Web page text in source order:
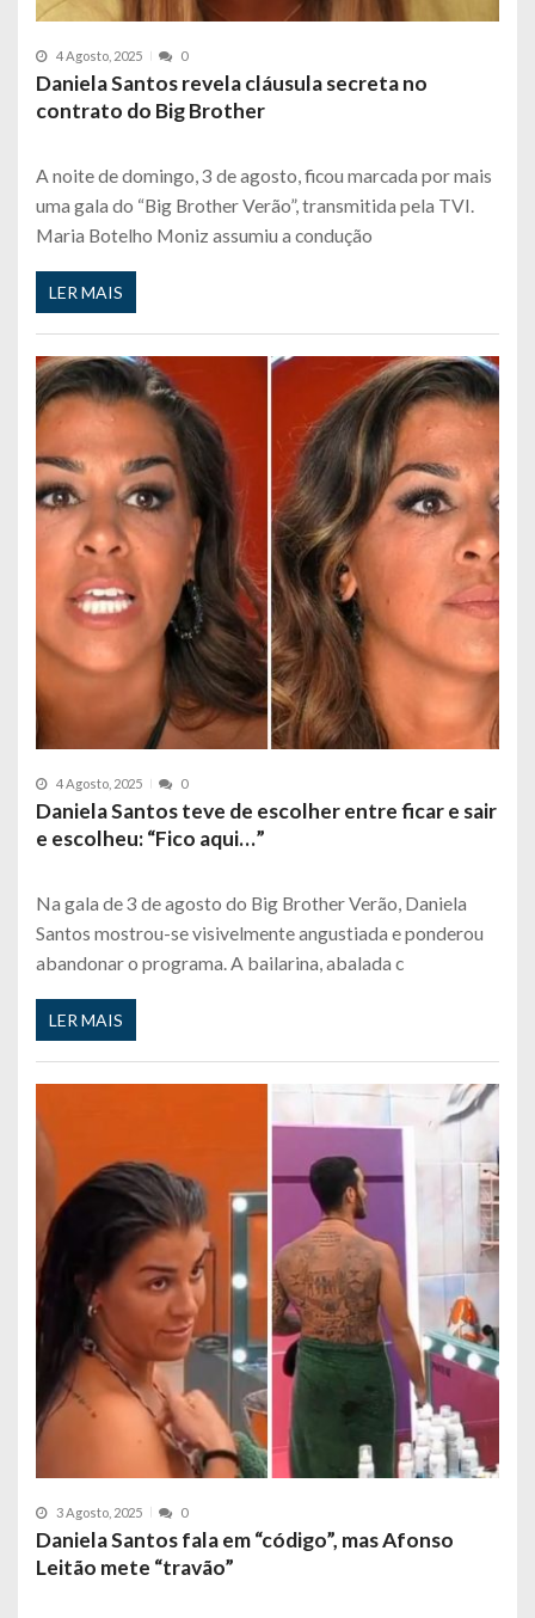
4 Agosto, 2025 0
Daniela Santos revela cláusula secreta no
contrato do Big Brother
A noite de domingo, 3 de agosto, ficou marcada por mais
uma gala do “Big Brother Verão”, transmitida pela TVI.
Maria Botelho Moniz assumiu a condução
LER MAIS
4 Agosto, 2025 0
Daniela Santos teve de escolher entre ficar e sair
e escolheu: “Fico aqui…”
Na gala de 3 de agosto do Big Brother Verão, Daniela
Santos mostrou-se visivelmente angustiada e ponderou
abandonar o programa. A bailarina, abalada c
LER MAIS
3 Agosto, 2025 0
Daniela Santos fala em “código”, mas Afonso
Leitão mete “travão”